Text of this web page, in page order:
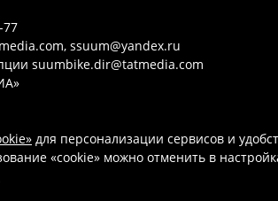
77
ssuum@yandex.ru
suumbike.dir@tatmedia.com
для персонализации сервисов и
«cookie» можно отменить в